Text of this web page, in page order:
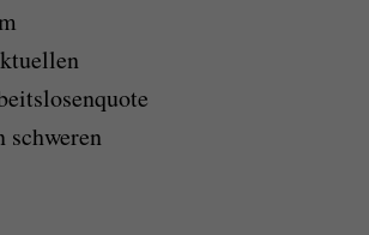
schweren